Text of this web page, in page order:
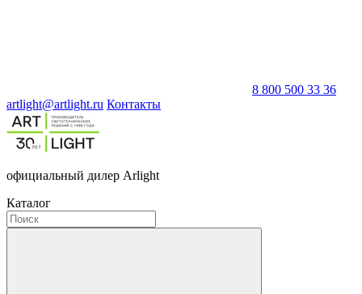
8 800 500 33 36
artlight@artlight.ru Контакты
официальный дилер Arlight
Каталог